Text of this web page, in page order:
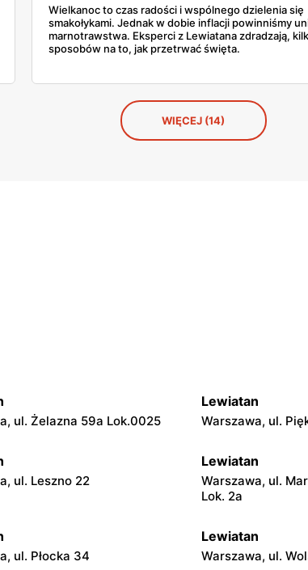
Wielkanoc to czas radości i wspólnego dzielenia się
smakołykami. Jednak w dobie inflacji powinniśmy
marnotrawstwa. Eksperci z Lewiatana zdradzają,
sposobów na to, jak przetrwać święta.
WIĘCEJ (14)
ul. Żelazna 59a Lok.0025
Lewiatan
Warszawa, ul.
ul. Leszno 22
Lewiatan
Warszawa, ul.
Lok. 2a
ul. Płocka 34
Lewiatan
Warszawa, ul.